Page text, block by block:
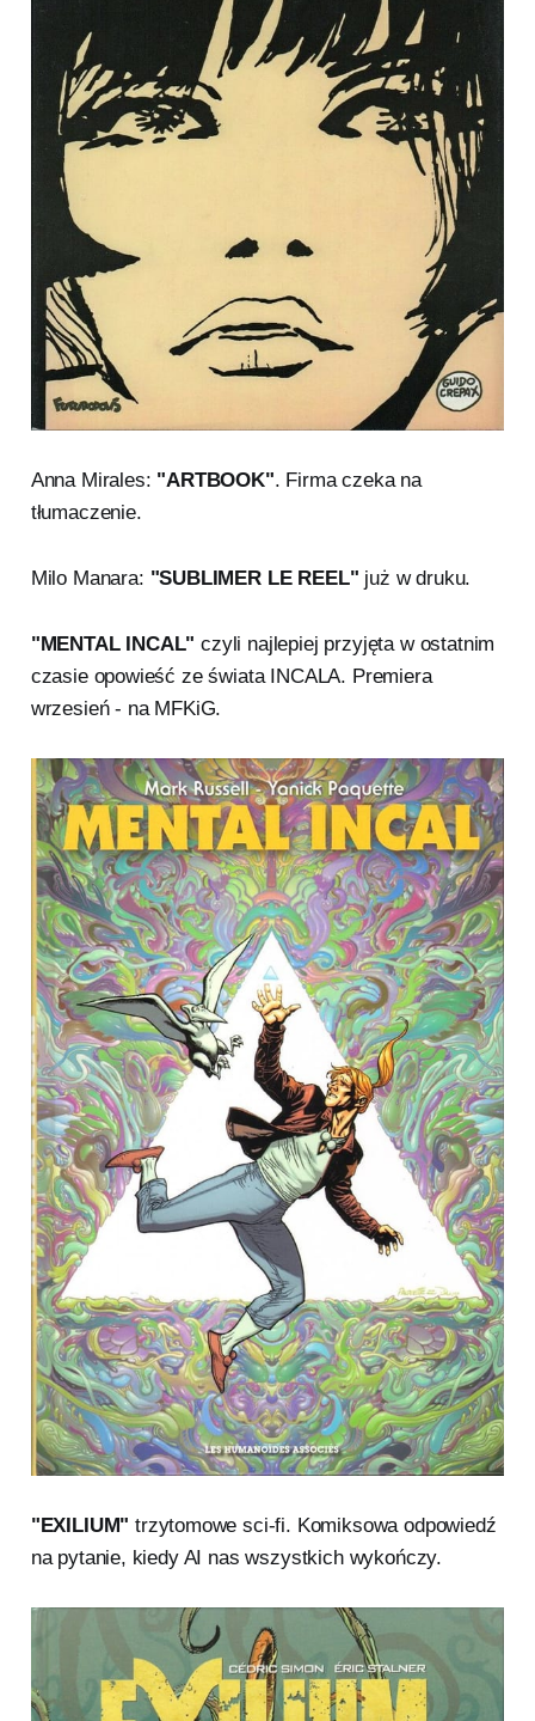
Anna Mirales: "ARTBOOK". Firma czeka na
tłumaczenie.
Milo Manara: "SUBLIMER LE REEL" już w druku.
"MENTAL INCAL" czyli najlepiej przyjęta w ostatnim
czasie opowieść ze świata INCALA. Premiera
wrzesień - na MFKiG.
"EXILIUM" trzytomowe sci-fi. Komiksowa odpowiedź
na pytanie, kiedy AI nas wszystkich wykończy.